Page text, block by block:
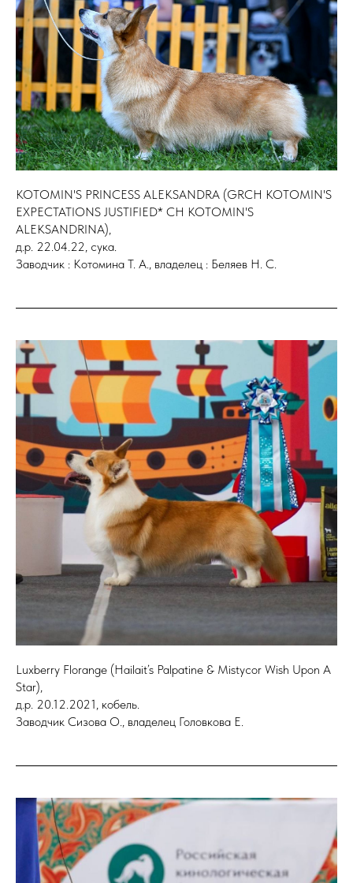
KOTOMIN'S PRINCESS ALEKSANDRA (GRCH KOTOMIN'S
EXPECTATIONS JUSTIFIED* CH KOTOMIN'S
ALEKSANDRINA),
д.р. 22.04.22, сука.
Заводчик : Котомина Т. А., владелец : Беляев Н. С.
Luxberry Florange (Hailait’s Palpatine & Mistycor Wish Upon A
Star),
д.р. 20.12.2021, кобель.
Заводчик Сизова О., владелец Головкова Е.